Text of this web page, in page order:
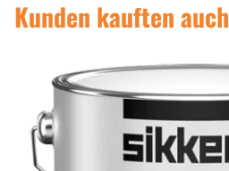
Kunden kauften auch